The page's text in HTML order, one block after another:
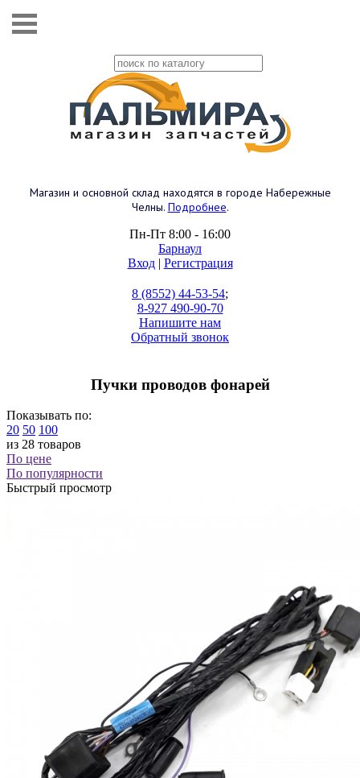
Магазин и основной склад находятся в городе Набережные
Челны. Подробнее.
Пн-Пт 8:00 - 16:00
Барнаул
Вход| Регистрация
8 (8552) 44-53-54;
8-927 490-90-70
Напишите нам
Обратный звонок
Пучки проводов фонарей
Показывать по:
20 50 100
из 28 товаров
По цене
По популярности
Быстрый просмотр